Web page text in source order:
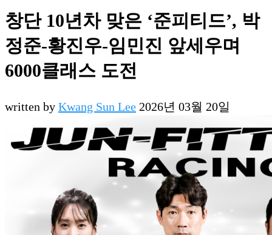
창단 10년차 맞은 ‘준피티드’, 박
정준-황진우-임민진 앞세우며
6000클래스 도전
written by Kwang Sun Lee 2026년 03월 20일